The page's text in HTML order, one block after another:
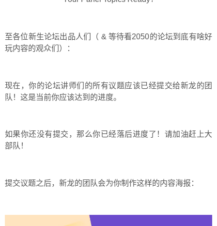
至各位新生论坛出品人们（ & 等待看2050的论坛到底有啥好
玩内容的观众们）：
现在，你的论坛讲师们的所有议题应该已经提交给新龙的团
队！这是当前你应该达到的进度。
如果你还没有提交，那么你已经落后进度了！请加油赶上大
部队！
提交议题之后，新龙的团队会为你制作这样的内容海报：